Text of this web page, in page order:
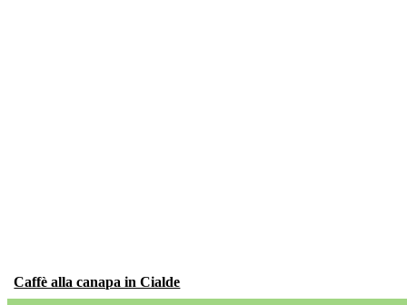
Caffè alla canapa in Cialde